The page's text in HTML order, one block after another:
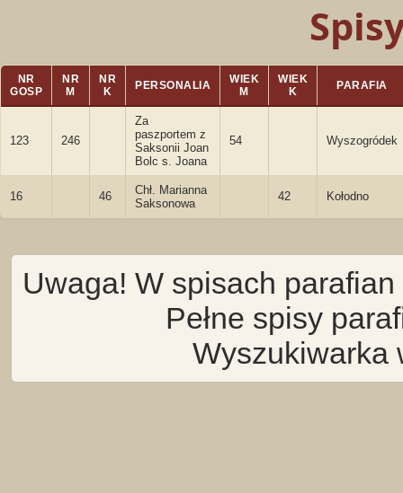
NR
GOSP
NR
M
NR
K
PERSONALIA
WIEK
M
WIEK
K
PARAFIA
123 246
Za
paszportem z
Saksonii Joan
Bolc s. Joana
54 Wyszogródek
16 46
Chł. Marianna
Saksonowa
42 Kołodno
Uwaga! W spisach
Pełne spisy
Wyszukiwarka